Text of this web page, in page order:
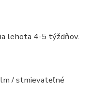
lehota 4-5 týždňov.
/ stmievateľné